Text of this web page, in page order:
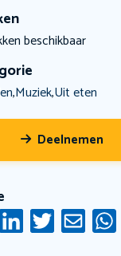
beschikbaar
,Muziek,Uit eten
Deelnemen